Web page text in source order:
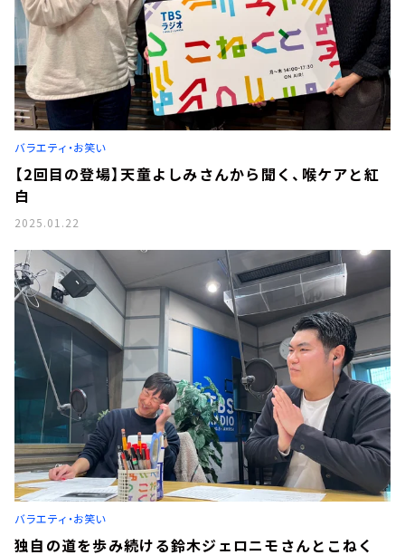
バラエティ・お笑い
【2回目の登場】天童よしみさんから聞く、喉ケアと紅
白
2025.01.22
バラエティ・お笑い
独自の道を歩み続ける鈴木ジェロニモさんとこねく